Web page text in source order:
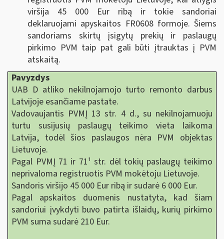
viršija 45 000 Eur ribą ir tokie sandoriai
deklaruojami apyskaitos FR0608 formoje. Šiems
sandoriams skirtų įsigytų prekių ir paslaugų
pirkimo PVM taip pat gali būti įtrauktas į PVM
atskaitą.
Pavyzdys
UAB D atliko nekilnojamojo turto remonto darbus
Latvijoje esančiame pastate.
Vadovaujantis PVMĮ 13 str. 4 d., su nekilnojamuoju
turtu susijusių paslaugų teikimo vieta laikoma
Latvija, todėl šios paslaugos nėra PVM objektas
Lietuvoje.
Pagal PVMĮ 71 ir 71¹ str. dėl tokių paslaugų teikimo
neprivaloma registruotis PVM mokėtoju Lietuvoje.
Sandoris viršijo 45 000 Eur ribą ir sudarė 6 000 Eur.
Pagal apskaitos duomenis nustatyta, kad šiam
sandoriui įvykdyti buvo patirta išlaidų, kurių pirkimo
PVM suma sudarė 210 Eur.